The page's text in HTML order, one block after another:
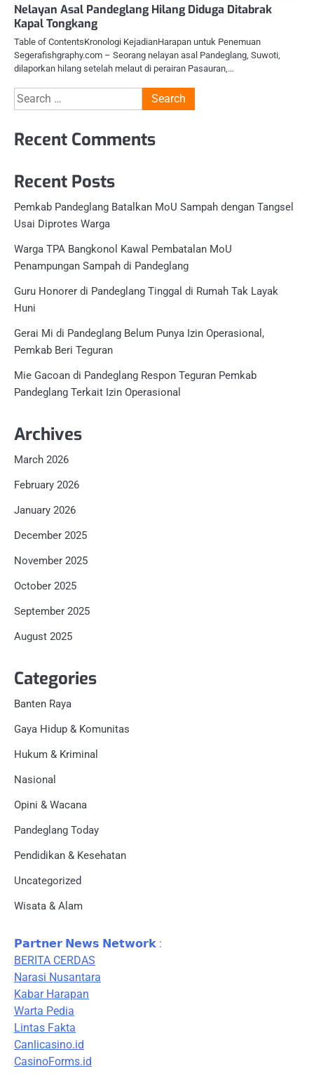
Nelayan Asal Pandeglang Hilang Diduga Ditabrak
Kapal Tongkang
Table of ContentsKronologi KejadianHarapan untuk Penemuan
Segerafishgraphy.com – Seorang nelayan asal Pandeglang, Suwoti,
dilaporkan hilang setelah melaut di perairan Pasauran,…
Search
for:
Recent Comments
Recent Posts
Pemkab Pandeglang Batalkan MoU Sampah dengan Tangsel
Usai Diprotes Warga
Warga TPA Bangkonol Kawal Pembatalan MoU
Penampungan Sampah di Pandeglang
Guru Honorer di Pandeglang Tinggal di Rumah Tak Layak
Huni
Gerai Mi di Pandeglang Belum Punya Izin Operasional,
Pemkab Beri Teguran
Mie Gacoan di Pandeglang Respon Teguran Pemkab
Pandeglang Terkait Izin Operasional
Archives
March 2026
February 2026
January 2026
December 2025
November 2025
October 2025
September 2025
August 2025
Categories
Banten Raya
Gaya Hidup & Komunitas
Hukum & Kriminal
Nasional
Opini & Wacana
Pandeglang Today
Pendidikan & Kesehatan
Uncategorized
Wisata & Alam
𝗣𝗮𝗿𝘁𝗻𝗲𝗿 𝗡𝗲𝘄𝘀 𝗡𝗲𝘁𝘄𝗼𝗿𝗸 :
BERITA CERDAS
Narasi Nusantara
Kabar Harapan
Warta Pedia
Lintas Fakta
Canlicasino.id
CasinoForms.id